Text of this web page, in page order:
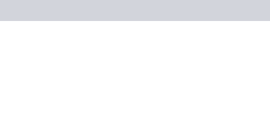
KamiPolicy
of Kami